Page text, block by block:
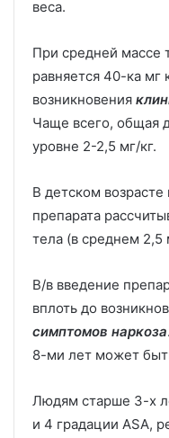
веса.
При средней массе
равняется 40-ка мг
возникновения
Чаще всего, общая
уровне 2-2,5 мг/кг.
В детском
препарата
тела (в среднем 2,5
В/в введение
вплоть до
симптомов наркоза
8-ми лет может
Людям старше 3-х
и 4 градации ASA,